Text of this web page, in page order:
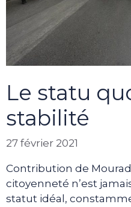
Le statu
stabilité
27 février 2021
Contribution de
citoyenneté n’est
statut idéal,